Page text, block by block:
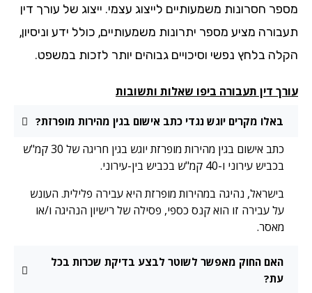
חסרונות משמעותיים לייצוג עצמי. ייצוג של עורך דין
מציע מספר יתרונות משמעותיים, כולל ידע וניסיון,
בלחץ נפשי וסיכויים גבוהים יותר לזכות במשפט.
דין תעבורה ביפו שאלות ותשובות
באלו מקרים יוגש נגדי כתב אישום בגין מהירות מופרזת?
כתב אישום בגין מהירות מופרזת יוגש בגין חריגה של 30 קמ"ש
בכביש עירוני ו-40 קמ"ש בכביש בין-עירוני.
בישראל, נהיגה במהירות מופרזת היא עבירה פלילית. העונש
על עבירה זו הוא קנס כספי, פסילה של רישיון הנהיגה ו/או
מאסר.
האם החוק מאפשר לשוטר לבצע בדיקת שכרות בכל